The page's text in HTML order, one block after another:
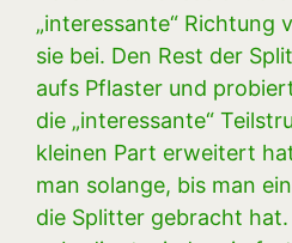
„interessante“ Richtung
sie bei. Den Rest der
aufs Pflaster und
die „interessante“
kleinen Part erweitert
man solange, bis man
die Splitter gebracht